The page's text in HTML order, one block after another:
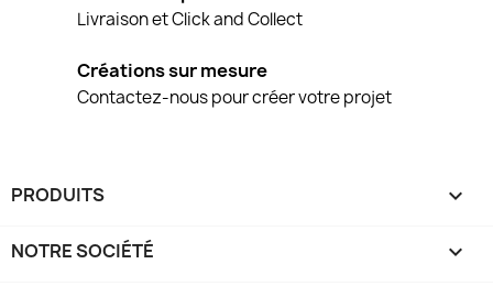
Livraison et Click and Collect
Créations sur mesure
Contactez-nous pour créer votre projet
PRODUITS 
NOTRE SOCIÉTÉ 